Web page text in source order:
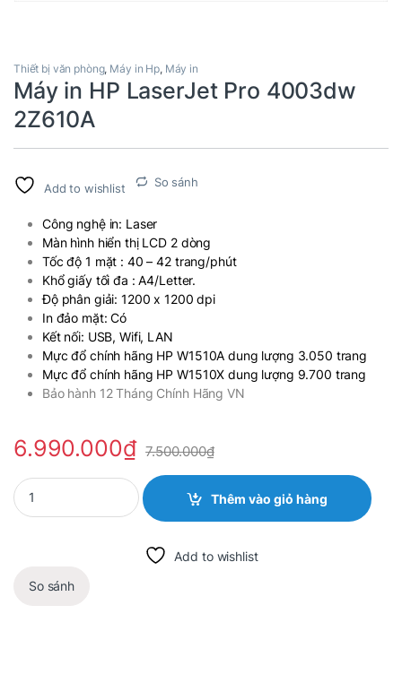
Thiết bị văn phòng, Máy in Hp, Máy in
Máy in HP LaserJet Pro 4003dw
2Z610A
Add to wishlist So sánh
Công nghệ in: Laser
Màn hình hiển thị LCD 2 dòng
Tốc độ 1 mặt : 40 – 42 trang/phút
Khổ giấy tối đa : A4/Letter.
Độ phân giải: 1200 x 1200 dpi
In đảo mặt: Có
Kết nối: USB, Wifi, LAN
Mực đổ chính hãng HP W1510A dung lượng 3.050 trang
Mực đổ chính hãng HP W1510X dung lượng 9.700 trang
Bảo hành 12 Tháng Chính Hãng VN
6.990.000₫ 7.500.000₫
Quantity
Thêm vào giỏ hàng
Add to wishlist
So sánh